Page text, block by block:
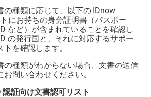
の種類に応じて、以下の IDnow
にお持ちの身分証明書（パスポー
など）が含まれていることを確認し
の発行国と、それに対応するサポー
トを確認します。
の種類がわからない場合、文書の送信
問い合わせください。
認証向け文書認可リスト